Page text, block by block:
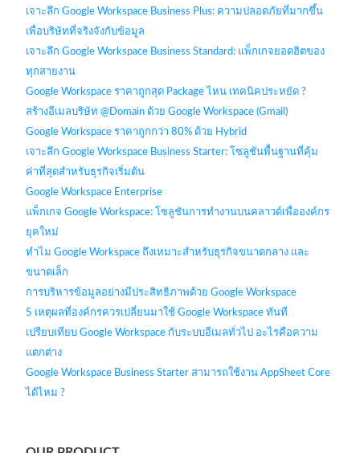
เจาะลึก Google Workspace Business Plus: ความปลอดภัยที่มากขึ้น
เพื่อบริษัทที่จริงจังกับข้อมูล
เจาะลึก Google Workspace Business Standard: แพ็กเกจยอดฮิตของ
ทุกสายงาน
Google Workspace ราคาถูกสุด Package ไหน เทคนิคประหยัด ?
สร้างอีเมลบริษัท @Domain ด้วย Google Workspace (Gmail)
Google Workspace ราคาถูกกว่า 80% ด้วย Hybrid
เจาะลึก Google Workspace Business Starter: โซลูชันพื้นฐานที่คุ้ม
ค่าที่สุดสำหรับธุรกิจเริ่มต้น
Google Workspace Enterprise
แพ็กเกจ Google Workspace: โซลูชันการทำงานบนคลาวด์เพื่อองค์กร
ยุคใหม่
ทำไม Google Workspace ถึงเหมาะสำหรับธุรกิจขนาดกลาง และ
ขนาดเล็ก
การบริหารข้อมูลอย่างมีประสิทธิภาพด้วย Google Workspace
5 เหตุผลที่องค์กรควรเปลี่ยนมาใช้ Google Workspace ทันที
เปรียบเทียบ Google Workspace กับระบบอีเมลทั่วไป อะไรคือความ
แตกต่าง
Google Workspace Business Starter สามารถใช้งาน AppSheet Core
ได้ไหม ?